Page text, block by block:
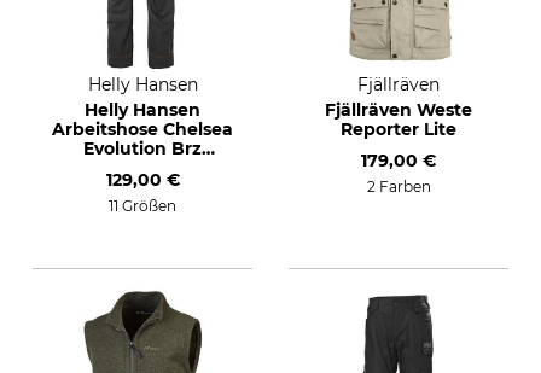
Helly Hansen
Helly Hansen
Arbeitshose Chelsea
Evolution Brz
129,00 €
11 Größen
Fjällräven
Fjällräven Weste
Reporter Lite
179,00 €
2 Farben